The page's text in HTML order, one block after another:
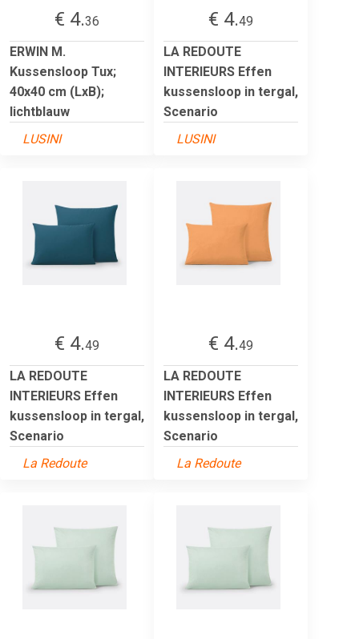
€ 4.36
ERWIN M.
Kussensloop Tux;
40x40 cm (LxB);
lichtblauw
LUSINI
€ 4.49
LA REDOUTE
INTERIEURS Effen
kussensloop in tergal,
Scenario
LUSINI
€ 4.49
LA REDOUTE
INTERIEURS Effen
kussensloop in tergal,
Scenario
La Redoute
€ 4.49
LA REDOUTE
INTERIEURS Effen
kussensloop in tergal,
Scenario
La Redoute